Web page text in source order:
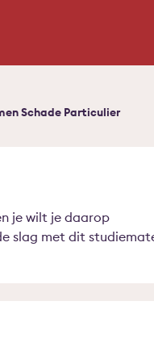
Schade Particulier
je wilt je daarop
slag met dit